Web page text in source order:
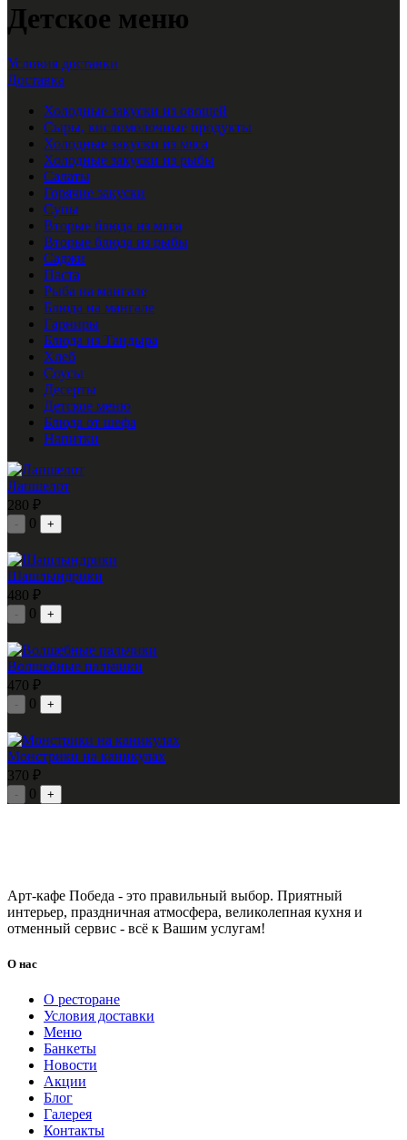
Детское меню
Условия доставки
Доставка
Холодные закуски из овощей
Сыры, кисломолочные продукты
Холодные закуски из мяса
Холодные закуски из рыбы
Салаты
Горячие закуски
Супы
Вторые блюда из мяса
Вторые блюда из рыбы
Саджи
Паста
Рыба на мангале
Блюда на мангале
Гарниры
Блюда из Тандыра
Хлеб
Соусы
Десерты
Детское меню
Блюда от шефа
Напитки
Лапшелот
280 ₽
- 0 +
Шашлындрики
480 ₽
- 0 +
Волшебные пальчики
470 ₽
- 0 +
Монстрики на каникулах
370 ₽
- 0 +
Арт-кафе Победа - это правильный выбор. Приятный
интерьер, праздничная атмосфера, великолепная кухня и
отменный сервис - всё к Вашим услугам!
О нас
О ресторане
Условия доставки
Меню
Банкеты
Новости
Акции
Блог
Галерея
Контакты